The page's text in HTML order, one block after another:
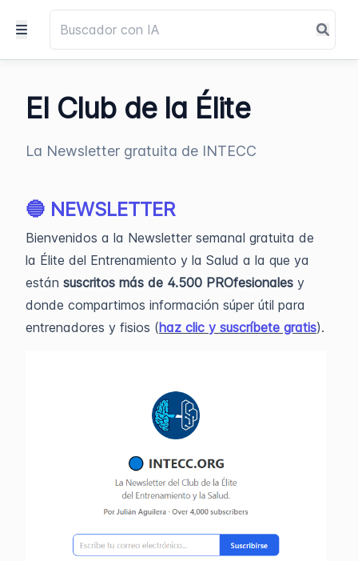
El Club de la Élite
La Newsletter gratuita de INTECC
🔵 NEWSLETTER
Bienvenidos a la Newsletter semanal gratuita de
la Élite del Entrenamiento y la Salud a la que ya
están suscritos más de 4.500 PROfesionales y
donde compartimos información súper útil para
entrenadores y fisios (haz clic y suscríbete gratis).